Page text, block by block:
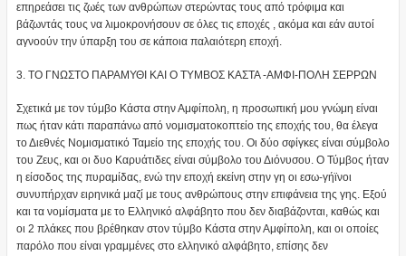
επηρεάσει τις ζωές των ανθρώπων στερώντας τους από τρόφιμα και
βάζωντάς τους να λιμοκρονήσουν σε όλες τις εποχές , ακόμα και εάν αυτοί
αγνοούν την ύπαρξη του σε κάποια παλαιότερη εποχή.
3. ΤΟ ΓΝΩΣΤΟ ΠΑΡΑΜΥΘΙ ΚΑΙ Ο ΤΥΜΒΟΣ ΚΑΣΤΑ -ΑΜΦΙ-ΠΟΛΗ ΣΕΡΡΩΝ
Σχετικά με τον τύμβο Κάστα στην Αμφίπολη, η προσωπική μου γνώμη είναι
πως ήταν κάτι παραπάνω από νομισματοκοπτείο της εποχής του, θα έλεγα
το Διεθνές Νομισματικό Ταμείο της εποχής του. Οι δύο σφίγκες είναι σύμβολο
του Ζευς, και οι δυο Καρυάτιδες είναι σύμβολο του Διόνυσου. Ο Τύμβος ήταν
η είσοδος της πυραμίδας, ενώ την εποχή εκείνη στην γη οι εσω-γήϊνοι
συνυπήρχαν ειρηνικά μαζί με τους ανθρώπους στην επιφάνεια της γης. Εξού
και τα νομίσματα με το Ελληνικό αλφάβητο που δεν διαβάζονται, καθώς και
οι 2 πλάκες που βρέθηκαν στον τύμβο Κάστα στην Αμφίπολη, και οι οποίες
παρόλο που είναι γραμμένες στο ελληνικό αλφάβητο, επίσης δεν